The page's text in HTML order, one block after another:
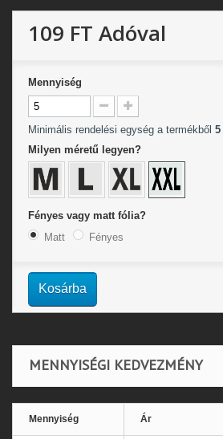
109 FT Adóval
Mennyiség
Minimális rendelési egység a termékből 5
Milyen méretű legyen?
Fényes vagy matt fólia?
Matt
Fényes
Kosárba
MENNYISÉGI KEDVEZMÉNY
Mennyiség Ár